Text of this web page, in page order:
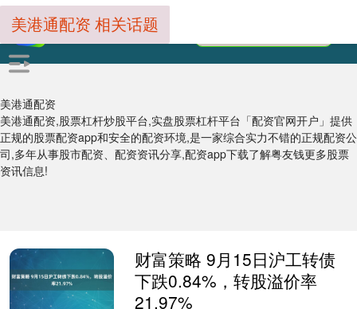
美港通配资
美港通配资,股票杠杆炒股平台,实盘股票杠杆平台「配资官网开户」提供
正规的股票配资app和安全的配资环境,是一家综合实力不错的正规配资公
司,多年从事股市配资、配资资讯分享,配资app下载了解粤友钱更多股票
资讯信息!
美港通配资 相关话题
财富策略 9月15日沪工转债
下跌0.84%，转股溢价率
21.97%